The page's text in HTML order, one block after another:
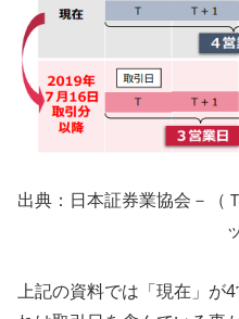
出典：日本証券業協会－（
上記の資料では「現在」が